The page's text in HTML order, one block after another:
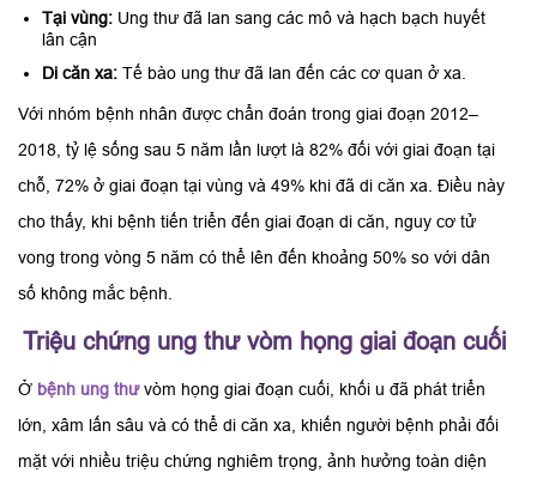
Tại vùng: Ung thư đã lan sang các mô và hạch bạch huyết
lân cận
Di căn xa: Tế bào ung thư đã lan đến các cơ quan ở xa.
Với nhóm bệnh nhân được chẩn đoán trong giai đoạn 2012–
2018, tỷ lệ sống sau 5 năm lần lượt là 82% đối với giai đoạn tại
chỗ, 72% ở giai đoạn tại vùng và 49% khi đã di căn xa. Điều này
cho thấy, khi bệnh tiến triển đến giai đoạn di căn, nguy cơ tử
vong trong vòng 5 năm có thể lên đến khoảng 50% so với dân
số không mắc bệnh.
Triệu chứng ung thư vòm họng giai đoạn cuối
Ở bệnh ung thưvòm họng giai đoạn cuối, khối u đã phát triển
lớn, xâm lấn sâu và có thể di căn xa, khiến người bệnh phải đối
mặt với nhiều triệu chứng nghiêm trọng, ảnh hưởng toàn diện